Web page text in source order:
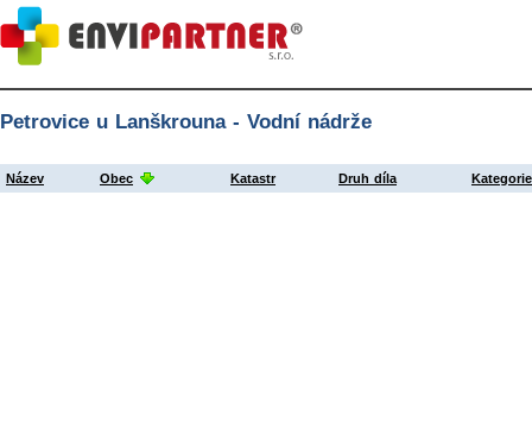
Petrovice u Lanškrouna - Vodní nádrže
Název Obec Katastr Druh díla